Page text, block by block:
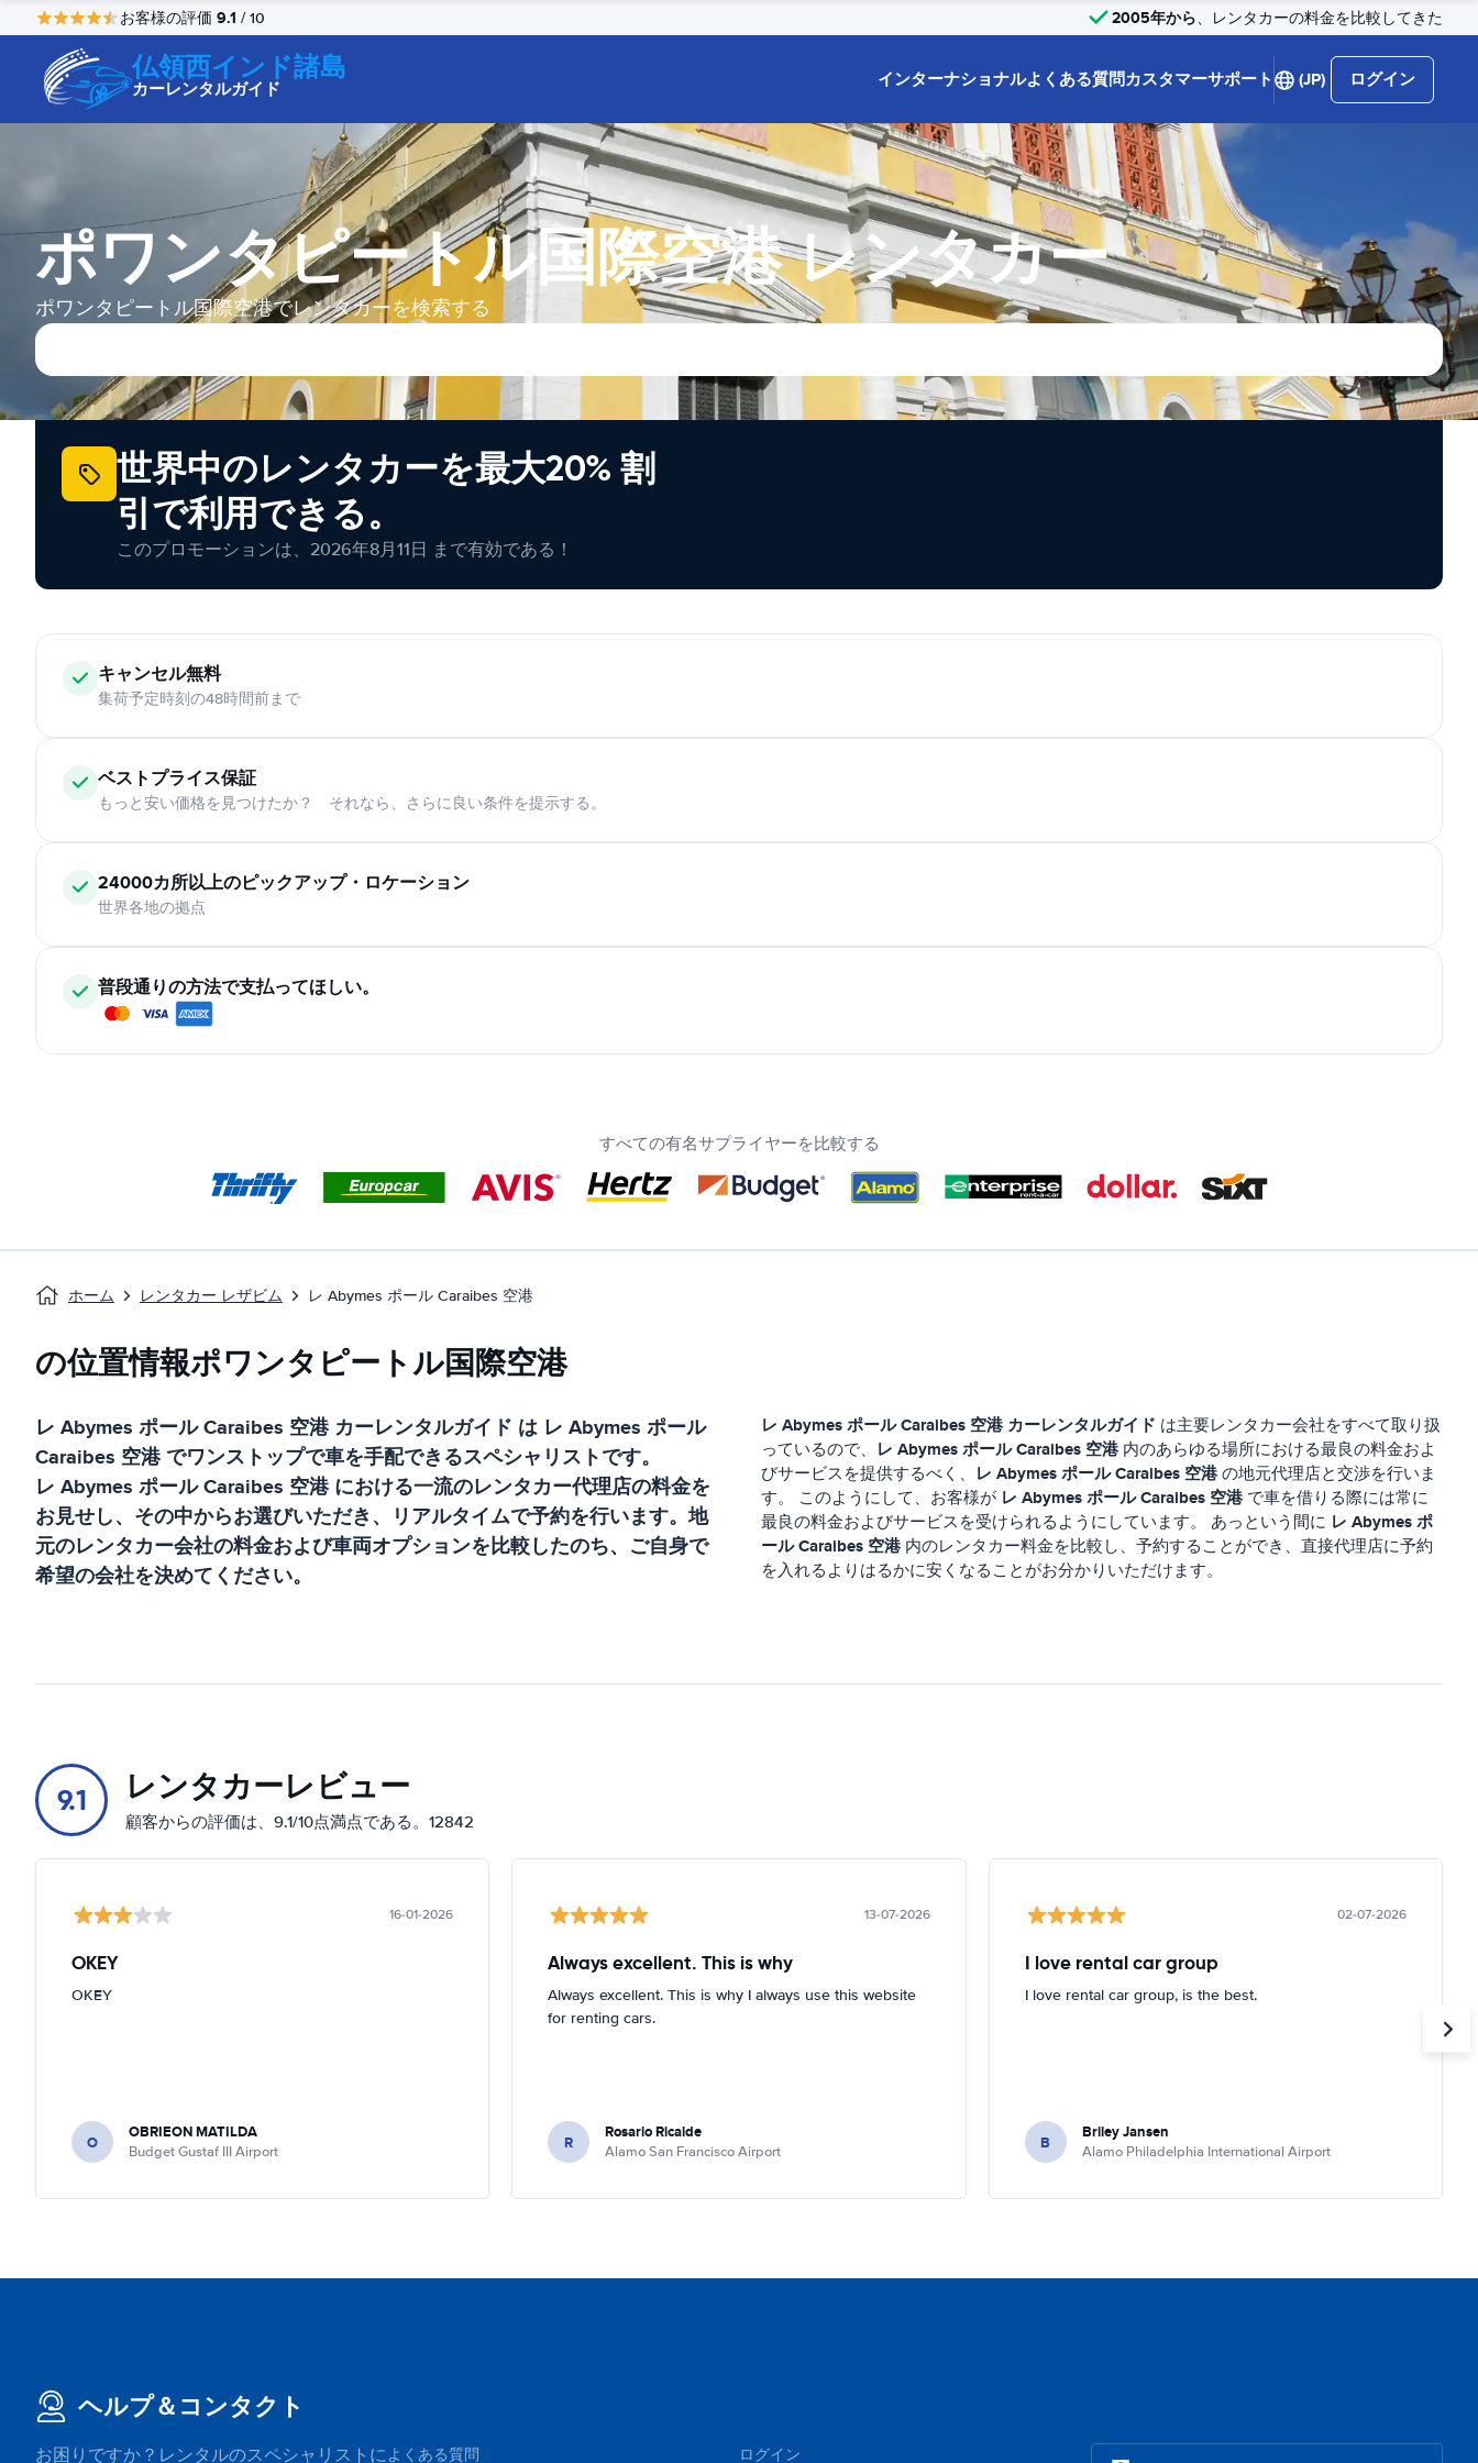
お客様の評価 9.1 / 10 2005年から、レンタカーの料金を比較してきた
仏領西インド諸島
カーレンタルガイド インターナショナルよくある質問カスタマーサポート (JP) ログイン
ポワンタピートル国際空港 レンタカー
ポワンタピートル国際空港でレンタカーを検索する
世界中のレンタカーを最大20% 割
引で利用できる。
このプロモーションは、2026年8月11日 まで有効である！
キャンセル無料
集荷予定時刻の48時間前まで
ベストプライス保証
もっと安い価格を見つけたか？ それなら、さらに良い条件を提示する。
24000カ所以上のピックアップ・ロケーション
世界各地の拠点
普段通りの方法で支払ってほしい。
すべての有名サプライヤーを比較する
ホーム レンタカー レザビム レ Abymes ポール Caraibes 空港
の位置情報ポワンタピートル国際空港
レ Abymes ポール Caraibes 空港カーレンタルガイド は レ Abymes ポール
Caraibes 空港でワンストップで車を手配できるスペシャリストです。
レ Abymes ポール Caraibes 空港における一流のレンタカー代理店の料金を
お見せし、その中からお選びいただき、リアルタイムで予約を行います。地
元のレンタカー会社の料金および車両オプションを比較したのち、ご自身で
希望の会社を決めてください。
レ Abymes ポール Caraibes 空港カーレンタルガイド は主要レンタカー会社をすべて取り扱
っているので、
レ Abymes ポール Caraibes 空港内のあらゆる場所における最良の料金およ
びサービスを提供するべく、
レ Abymes ポール Caraibes 空港の地元代理店と交渉を行いま
す。 このようにして、お客様が レ Abymes ポール Caraibes 空港で車を借りる際には常に
最良の料金およびサービスを受けられるようにしています。 あっという間に レ Abymes ポ
ール Caraibes 空港内のレンタカー料金を比較し、予約することができ、直接代理店に予約
を入れるよりはるかに安くなることがお分かりいただけます。
9.1 レンタカーレビュー
顧客からの評価は、9.1/10点満点である。12842
16-01-2026
OKEY
OKEY
O OBRIEON MATILDA
Budget Gustaf III Airport
13-07-2026
Always excellent. This is why
Always excellent. This is why I always use this website
for renting cars.
R Rosario Ricalde
Alamo San Francisco Airport
02-07-2026
I love rental car group
I love rental car group, is the best.
B Briley Jansen
Alamo Philadelphia International Airport
ヘルプ＆コンタクト
お困りですか？レンタルのスペシャリストによくある質問 ログイン